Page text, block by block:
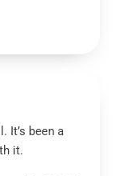
It’s been a
it.